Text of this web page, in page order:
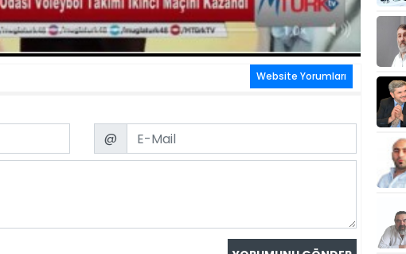
Website Yorumları
Email
@